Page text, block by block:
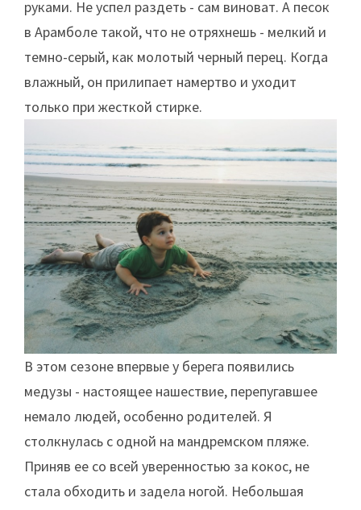
руками. Не успел раздеть - сам виноват. А песок
в Арамболе такой, что не отряхнешь - мелкий и
темно-серый, как молотый черный перец. Когда
влажный, он прилипает намертво и уходит
только при жесткой стирке.
В этом сезоне впервые у берега появились
медузы - настоящее нашествие, перепугавшее
немало людей, особенно родителей. Я
столкнулась с одной на мандремском пляже.
Приняв ее со всей уверенностью за кокос, не
стала обходить и задела ногой. Небольшая